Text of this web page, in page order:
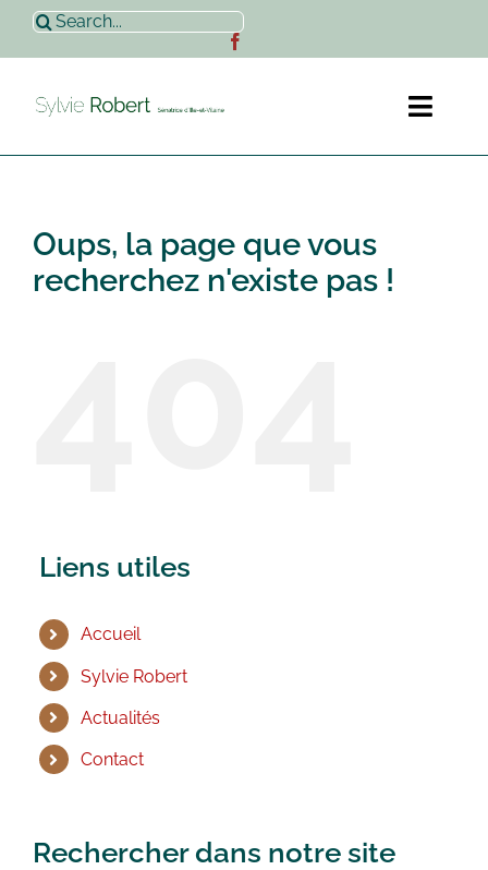
Passer
contenu
Rechercher:
Sylvie Robert
Oups, la page que vous
recherchez n'existe pas !
Liens utiles
Accueil
Sylvie Robert
Actualités
Contact
Rechercher dans notre site